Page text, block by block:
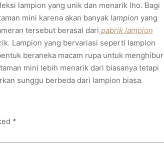
lampion yang unik dan menarik lho. Bagi
mini karena akan banyak lampion yang
tersebut berasal dari pabrik lampion
Lampion yang bervariasi seperti lampion
beraneka macam rupa untuk menghibur
mini lebih menarik dari biasanya tetapi
sunggu berbeda dari lampion biasa.
*